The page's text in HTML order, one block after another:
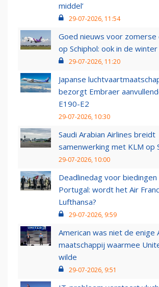
middel’
29-07-2026, 11:54
Goed nieuws voor zomerse
op Schiphol: ook in de
29-07-2026, 11:20
Japanse
bezorgt Embraer
E190-E2
29-07-2026, 10:30
Saudi Arabian Airlines breidt
samenwerking met KLM op
29-07-2026, 10:00
Deadlinedag voor biedingen
Portugal: wordt het Air
Lufthansa?
29-07-2026, 9:59
American was niet de enige
maatschappij waarmee
wilde
29-07-2026, 9:51